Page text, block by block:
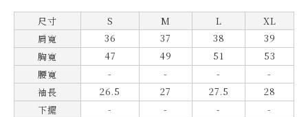
尺寸 S M L
XL
肩寬
36 37 38
39
胸寬
47 49 51
53
腰寬
- - -
-
袖長
26.5 27 27.5
28
下擺
- - -
-